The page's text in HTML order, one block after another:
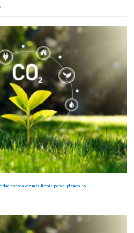
es cada vez más limpia, pero el planeta no